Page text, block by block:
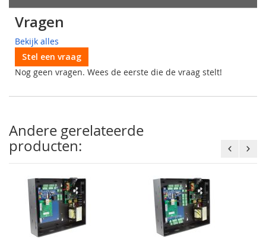
Vragen
Bekijk alles
Stel een vraag
Nog geen vragen. Wees de eerste die de vraag stelt!
Andere gerelateerde
producten: